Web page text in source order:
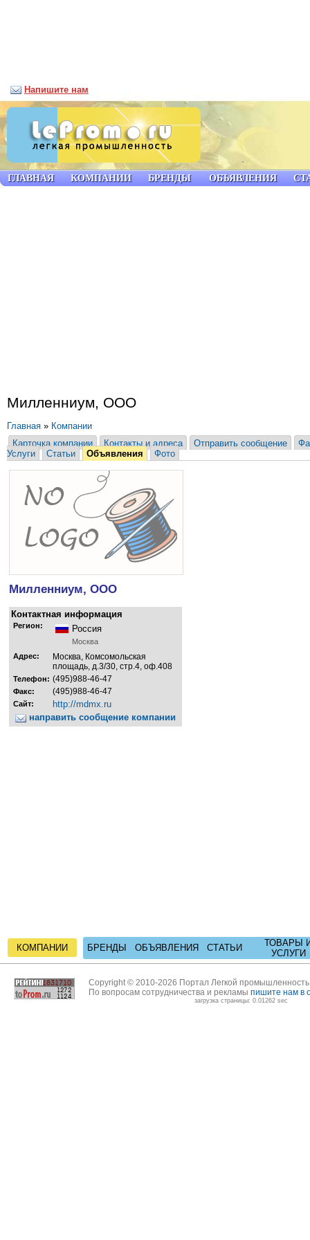
Милленниум, ООО
Главная » Компании
Карточка компании
Контакты и адреса Отправить сообщение
Услуги
Статьи Объявления Фото
Милленниум, ООО
Контактная информация
Регион: Россия
Москва
Адрес:
Москва, Комсомольская
площадь, д.3/30, стр.4, оф.408
Телефон: (495)988-46-47
Факс: (495)988-46-47
Сайт:
http://mdmx.ru
направить сообщение компании
КОМПАНИИ БРЕНДЫ ОБЪЯВЛЕНИЯ СТАТЬИ
ТОВАРЫ
УСЛУГИ
ГЛАВНАЯ КОМПАНИИ БРЕНДЫ ОБЪЯВЛЕНИЯ
Напишите нам
Copyright © 2010-2026 Портал Легкой
По вопросам сотрудничества и рекламы пишите нам в
загрузка страницы: 0.01262 sec